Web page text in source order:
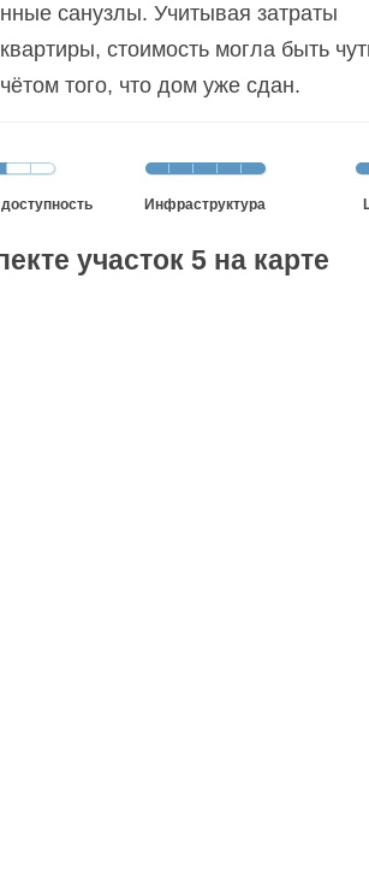
санузлы. Учитывая затраты
стоимость могла быть
того, что дом уже сдан.
Инфраструктура
участок 5 на карте